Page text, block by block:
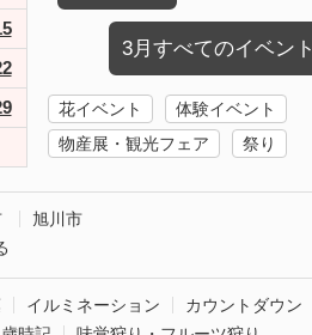
3月すべてのイベント
花イベント
体験イベント
物産展・観光フェア
祭り
旭川市
イルミネーション カウントダウン